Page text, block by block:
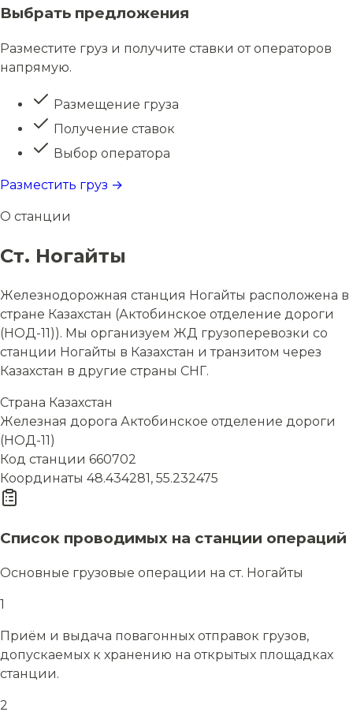
Выбрать предложения
Разместите груз и получите ставки от операторов
напрямую.
Размещение груза
Получение ставок
Выбор оператора
Разместить груз →
О станции
Ст. Ногайты
Железнодорожная станция Ногайты расположена в
стране Казахстан (Актобинское отделение дороги
(НОД-11)). Мы организуем ЖД грузоперевозки со
станции Ногайты в Казахстан и транзитом через
Казахстан в другие страны СНГ.
Страна Казахстан
Железная дорога Актобинское отделение дороги
(НОД-11)
Код станции 660702
Координаты 48.434281, 55.232475
Список проводимых на станции операций
Основные грузовые операции на ст. Ногайты
1
Приём и выдача повагонных отправок грузов,
допускаемых к хранению на открытых площадках
станции.
2